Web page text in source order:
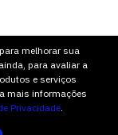
melhorar sua
para avaliar a
e serviços
mais informações
Privacidade.